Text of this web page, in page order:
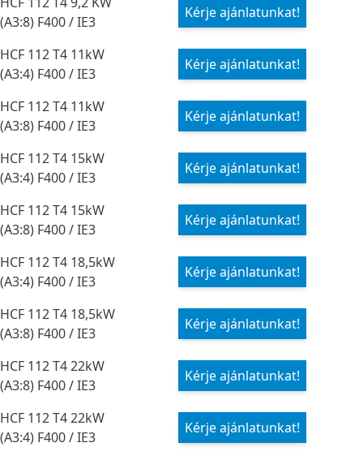
(A3:8) F400 / IE3
Kérje ajánlatunkat!
HCF 112 T4 11kW
(A3:4) F400 / IE3
Kérje ajánlatunkat!
HCF 112 T4 11kW
(A3:8) F400 / IE3
Kérje ajánlatunkat!
HCF 112 T4 15kW
(A3:4) F400 / IE3
Kérje ajánlatunkat!
HCF 112 T4 15kW
(A3:8) F400 / IE3
Kérje ajánlatunkat!
HCF 112 T4 18,5kW
(A3:4) F400 / IE3
Kérje ajánlatunkat!
HCF 112 T4 18,5kW
(A3:8) F400 / IE3
Kérje ajánlatunkat!
HCF 112 T4 22kW
(A3:8) F400 / IE3
Kérje ajánlatunkat!
HCF 112 T4 22kW
(A3:4) F400 / IE3
Kérje ajánlatunkat!